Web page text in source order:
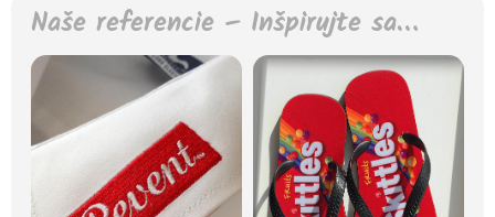
Naše referencie – Inšpirujte sa…